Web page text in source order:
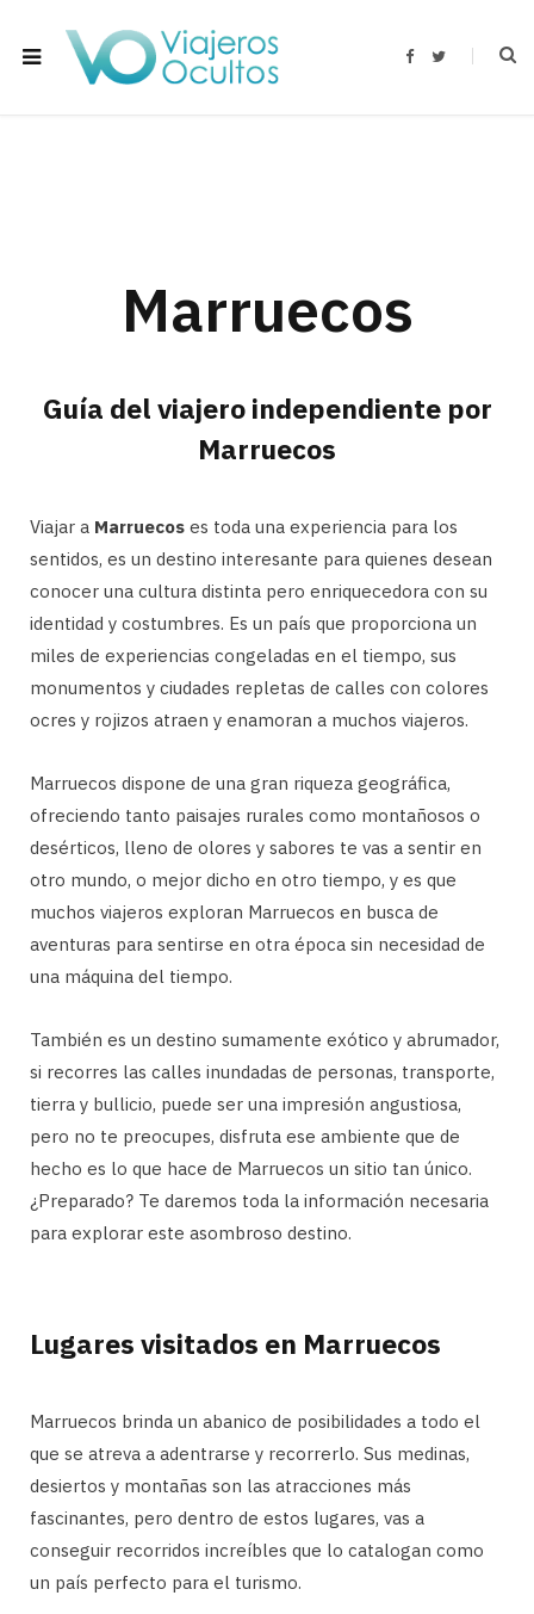
F
T
Marruecos
Guía del viajero independiente por
Marruecos
Viajar a Marruecos es toda una experiencia para los
sentidos, es un destino interesante para quienes desean
conocer una cultura distinta pero enriquecedora con su
identidad y costumbres. Es un país que proporciona un
miles de experiencias congeladas en el tiempo, sus
monumentos y ciudades repletas de calles con colores
ocres y rojizos atraen y enamoran a muchos viajeros.
Marruecos dispone de una gran riqueza geográfica,
ofreciendo tanto paisajes rurales como montañosos o
desérticos, lleno de olores y sabores te vas a sentir en
otro mundo, o mejor dicho en otro tiempo, y es que
muchos viajeros exploran Marruecos en busca de
aventuras para sentirse en otra época sin necesidad de
una máquina del tiempo.
También es un destino sumamente exótico y abrumador,
si recorres las calles inundadas de personas, transporte,
tierra y bullicio, puede ser una impresión angustiosa,
pero no te preocupes, disfruta ese ambiente que de
hecho es lo que hace de Marruecos un sitio tan único.
¿Preparado? Te daremos toda la información necesaria
para explorar este asombroso destino.
Lugares visitados en Marruecos
Marruecos brinda un abanico de posibilidades a todo el
que se atreva a adentrarse y recorrerlo. Sus medinas,
desiertos y montañas son las atracciones más
fascinantes, pero dentro de estos lugares, vas a
conseguir recorridos increíbles que lo catalogan como
un país perfecto para el turismo.